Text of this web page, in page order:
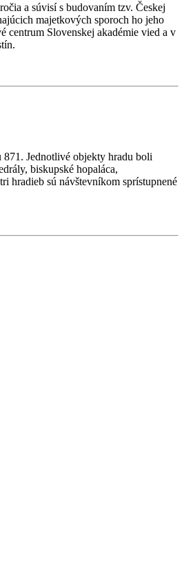
a súvisí s budovaním tzv. Českej
majetkových sporoch ho jeho
centrum Slovenskej akadémie vied a v
Jednotlivé objekty hradu boli
biskupské hopaláca,
hradieb sú návštevníkom sprístupnené